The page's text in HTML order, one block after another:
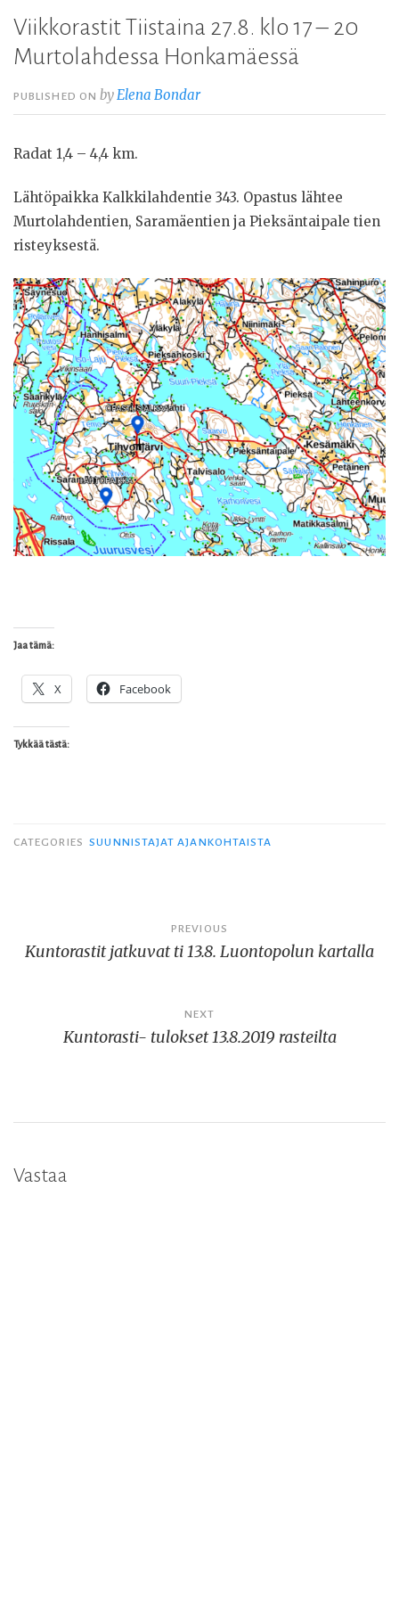
Viikkorastit Tiistaina 27.8. klo 17 – 20
Murtolahdessa Honkamäessä
PUBLISHED ONbyElena Bondar
Radat 1,4 – 4,4 km.
Lähtöpaikka Kalkkilahdentie 343. Opastus lähtee
Murtolahdentien, Saramäentien ja Pieksäntaipale tien
risteyksestä.
Jaa tämä:
X Facebook
Tykkää tästä:
CATEGORIES SUUNNISTAJAT AJANKOHTAISTA
selaus
PREVIOUS
Kuntorastit jatkuvat ti 13.8. Luontopolun kartalla
NEXT
Kuntorasti- tulokset 13.8.2019 rasteilta
Vastaa